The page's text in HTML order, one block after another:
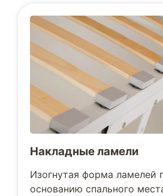
Накладные ламели
Изогнутая форма ламелей
основанию спального